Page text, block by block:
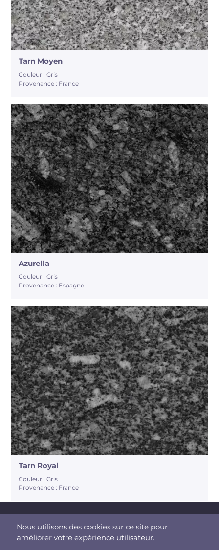
Tarn Moyen
Couleur : Gris
Provenance : France
Azurella
Couleur : Gris
Provenance : Espagne
Tarn Royal
Couleur : Gris
Provenance : France
Mentions légales
Nous utilisons des cookies sur ce site pour
améliorer votre expérience utilisateur.